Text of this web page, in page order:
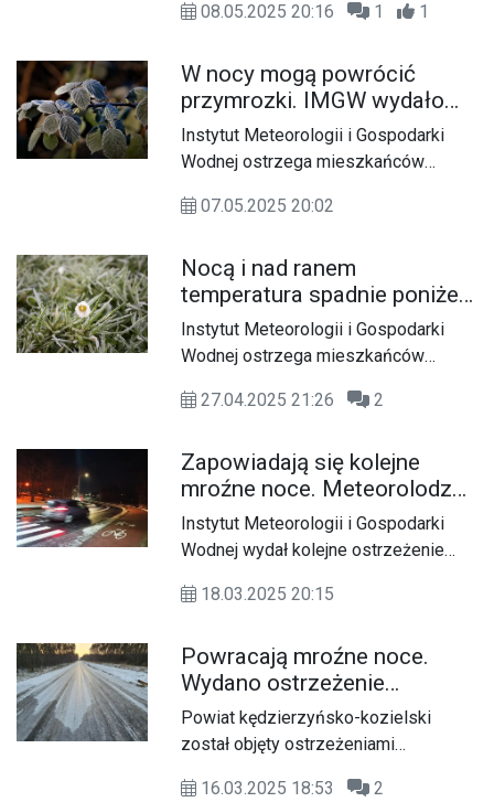
przymrozkami.
08.05.2025 20:16 1 1
W nocy mogą powrócić
przymrozki. IMGW wydało
ostrzeżenie dla
mieszkańców naszego
powiatu
Instytut Meteorologii i Gospodarki
Wodnej ostrzega mieszkańców
przymrozkami.
07.05.2025 20:02
Nocą i nad ranem
temperatura spadnie poniżej
zera. Wydano ostrzeżenie dla
naszego powiatu
Instytut Meteorologii i Gospodarki
Wodnej ostrzega mieszkańców
przymrozkami.
27.04.2025 21:26 2
Zapowiadają się kolejne
mroźne noce. Meteorolodzy
przedłużyli ostrzeżenie dla
naszego regionu
Instytut Meteorologii i Gospodarki
Wodnej wydał kolejne ostrzeżenie
nami mroźne noce.
18.03.2025 20:15
Powracają mroźne noce.
Wydano ostrzeżenie
pogodowe przed
przymrozkami i oblodzeniem
dróg i chodników
Powiat kędzierzyńsko-kozielski
został objęty ostrzeżeniami
Instytut Meteorologii i Gospodarki
16.03.2025 18:53 2